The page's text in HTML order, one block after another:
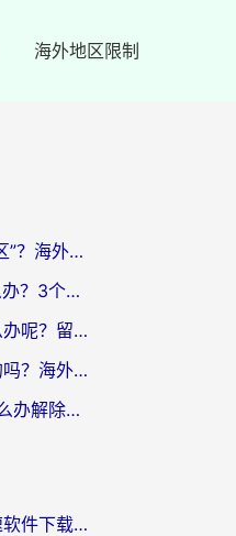
海外地区限制
“咪咕视频不在所在地区”？海外党追剧看片、炒股的救星来了！
国外看不了韩剧tv怎么办？3个实用技巧解决海外追剧难题（附书旗小说&社保查询攻略）
国外用不了爱奇艺怎么办呢？留学生亲测有效的回国加速方案
酷我音乐地区是自动的吗？海外党听国内音乐看视频的真实解决方案
爱奇艺VIP海外限制怎么办解除？海外党追剧看片的终极解决方案
海外党必看：免费加速软件下载指南——无缝访问国内资源的正确打开方式